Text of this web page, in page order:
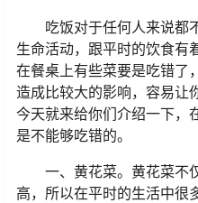
吃饭对于任何人来说都
生命活动，跟平时的饮食有
在餐桌上有些菜要是吃错了
造成比较大的影响，容易让
今天就来给你们介绍一下，
是不能够吃错的。
一、黄花菜。黄花菜不
高，所以在平时的生活中很